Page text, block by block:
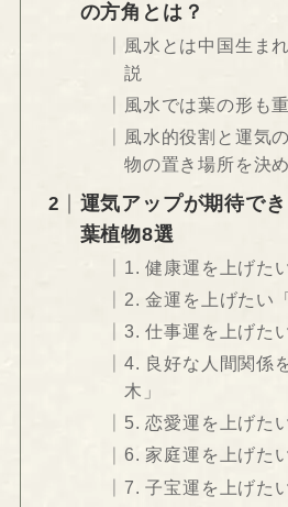
の方角とは？
風水とは中国生ま
説
風水では葉の形も
風水的役割と運気
物の置き場所を決
運気アップが期待で
葉植物8選
1. 健康運を上げた
2. 金運を上げたい
3. 仕事運を上げた
4. 良好な人間関係
木」
5. 恋愛運を上げた
6. 家庭運を上げた
7. 子宝運を上げた